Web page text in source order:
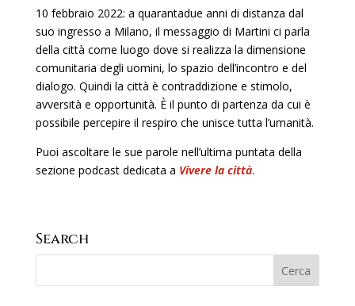
10 febbraio 2022: a quarantadue anni di distanza dal
suo ingresso a Milano, il messaggio di Martini ci parla
della città come luogo dove si realizza la dimensione
comunitaria degli uomini, lo spazio dell’incontro e del
dialogo. Quindi la città è contraddizione e stimolo,
avversità e opportunità. È il punto di partenza da cui è
possibile percepire il respiro che unisce tutta l’umanità.
Puoi ascoltare le sue parole nell’ultima puntata della
sezione podcast dedicata a Vivere la città.
Search